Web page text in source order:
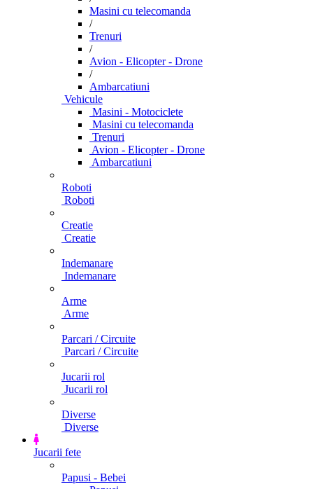
Masini cu telecomanda
/
Trenuri
/
Avion - Elicopter - Drone
/
Ambarcatiuni
Vehicule
Masini - Motociclete
Masini cu telecomanda
Trenuri
Avion - Elicopter - Drone
Ambarcatiuni
Roboti
Roboti
Creatie
Creatie
Indemanare
Indemanare
Arme
Arme
Parcari / Circuite
Parcari / Circuite
Jucarii rol
Jucarii rol
Diverse
Diverse
Jucarii fete
Papusi - Bebei